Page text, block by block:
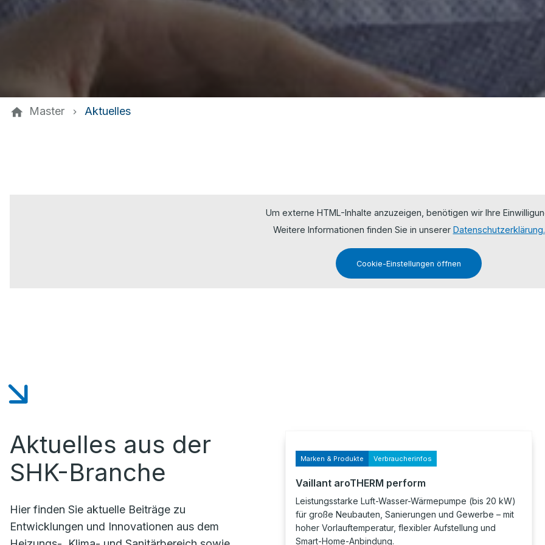
Master Aktuelles
Um externe HTML-Inhalte anzuzeigen, benötigen wir Ihre
Weitere Informationen finden Sie in unserer Datenschutzerklärung.
Cookie-Einstellungen öffnen
Aktuelles aus der
SHK-Branche
Hier finden Sie aktuelle Beiträge zu
Entwicklungen und Innovationen aus dem
Marken & Produkte Verbraucherinfos
Vaillant aroTHERM perform
Leistungsstarke Luft-Wasser-Wärmepumpe (bis 20 kW)
für große Neubauten, Sanierungen und Gewerbe – mit
hoher Vorlauftemperatur, flexibler Aufstellung und
Smart-Home-Anbindung.